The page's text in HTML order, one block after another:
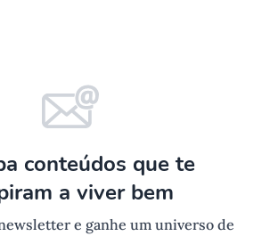
conteúdos que te
a viver bem
e ganhe um universo de